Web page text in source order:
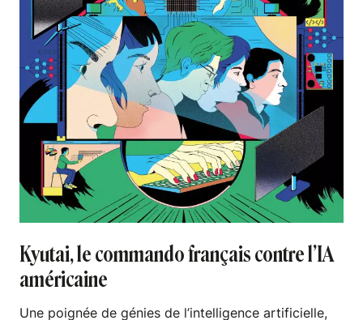
Kyutai, le commando français contre l’IA
américaine
Une poignée de génies de l’intelligence artificielle,